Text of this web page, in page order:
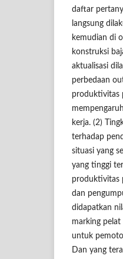
daftar
langsung
kemudian di
konstruksi
aktualisasi
perbedaan
produktivitas
kerja. (2)
terhadap
situasi yang
yang tinggi
produktivitas
dan
didapatkan
marking
untuk
Dan yang